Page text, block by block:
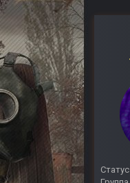
Статус